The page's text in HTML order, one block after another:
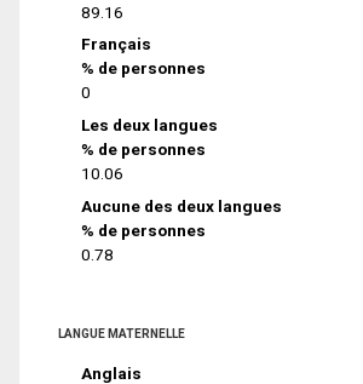
89.16
Français
% de personnes
0
Les deux langues
% de personnes
10.06
Aucune des deux langues
% de personnes
0.78
LANGUE MATERNELLE
Anglais